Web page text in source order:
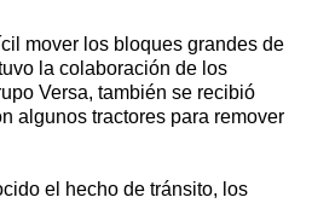
mover los bloques grandes de
la colaboración de los
Versa, también se recibió
algunos tractores para remover
el hecho de tránsito, los